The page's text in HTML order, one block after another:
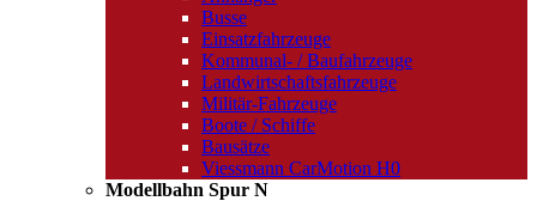
Busse
Einsatzfahrzeuge
Kommunal- / Baufahrzeuge
Landwirtschaftsfahrzeuge
Militär-Fahrzeuge
Boote / Schiffe
Bausätze
Viessmann CarMotion H0
Modellbahn Spur N